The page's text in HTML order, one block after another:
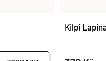
Kilpi